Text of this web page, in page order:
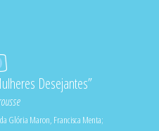
Desejantes”
Glória Maron Francisca Menta;